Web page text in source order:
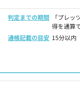
判定までの期間
「プレ
得を通算
通帳記載の目安 15分以内